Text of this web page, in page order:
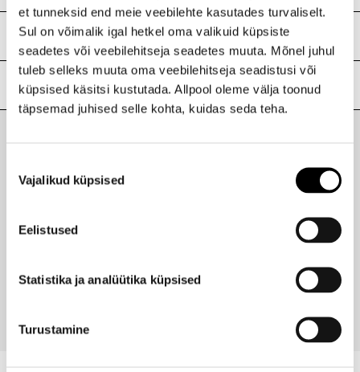
et tunneksid end meie veebilehte kasutades turvaliselt.
Sul on võimalik igal hetkel oma valikuid küpsiste
seadetes või veebilehitseja seadetes muuta. Mõnel juhul
tuleb selleks muuta oma veebilehitseja seadistusi või
küpsised käsitsi kustutada. Allpool oleme välja toonud
täpsemad juhised selle kohta, kuidas seda teha.
valik
Vajalikud küpsised
Eelistused
Statistika ja analüütika küpsised
Turustamine
Koostis
ALCOHOL DENAT., PARFUM (FRAGRANCE), AQUA
(WATER/EAU), TETRAMETHYL
ACETYLOCTAHYDRONAPHTHALENES, BENZYL
SALICYLATE, CITRUS AURANTIUM BERGAMIA
LAVANDULA OIL/ EXTRACT, COUMARIN, MYROXYLON
PEREIRAE OIL/EXTRACT, BENZYL BENZOATE, ROSE
CINNAMAL, BENZYL CINNAMATE, BETA-
CARYOPHYLLENE, TERPINEOL, GERANYL ACETATE,
GERANIOL, BENZYL ALCOHOL.
Lisainfo
Kaubamärk
RABANNE
Viimati vaadatud tooted
172,95 €